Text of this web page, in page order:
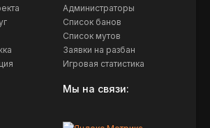
Администраторы
Список банов
Список мутов
Заявки на разбан
Игровая статистика
Мы на связи: